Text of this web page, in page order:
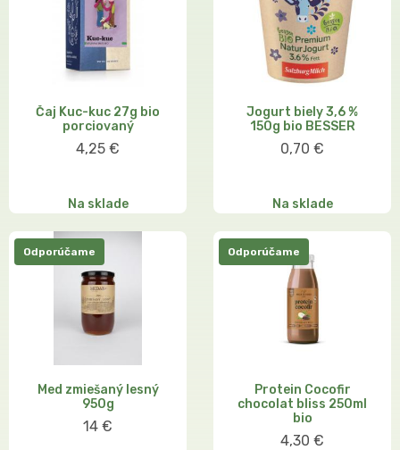
Čaj Kuc-kuc 27g bio
porciovaný
4,25 €
Na sklade
Jogurt biely 3,6 %
150g bio BESSER
0,70 €
Na sklade
Odporúčame
Med zmiešaný lesný
950g
14 €
Odporúčame
Protein Cocofir
chocolat bliss 250ml
bio
4,30 €